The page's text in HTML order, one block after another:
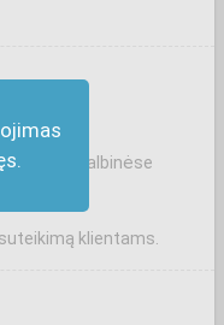
ir pagalbinėse
klientams.